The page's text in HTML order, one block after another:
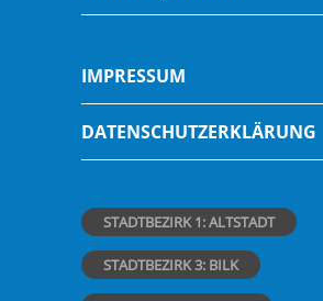
IMPRESSUM
DATENSCHUTZERKLÄRUNG
STADTBEZIRK 1: ALTSTADT
STADTBEZIRK 3: BILK